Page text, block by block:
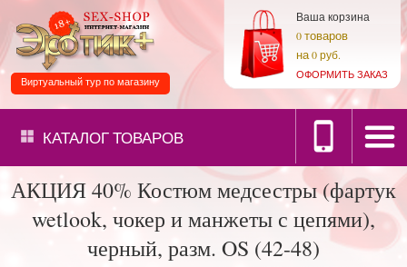
Ваша корзина
0товаров
на0 руб.
ОФОРМИТЬ ЗАКАЗ
Виртуальный тур по магазину
КАТАЛОГТОВАРОВ
АКЦИЯ 40% Костюм медсестры (фартук
wetlook, чокер и манжеты с цепями),
черный, разм. OS (42-48)